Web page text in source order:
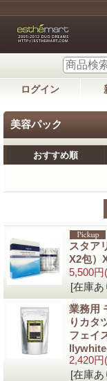
ログイン
美容パック
おすすめ順
スタア
X2包）
5,500円
[在庫あ
業務用
りカタ
フェイ
2,420円
[在庫あ